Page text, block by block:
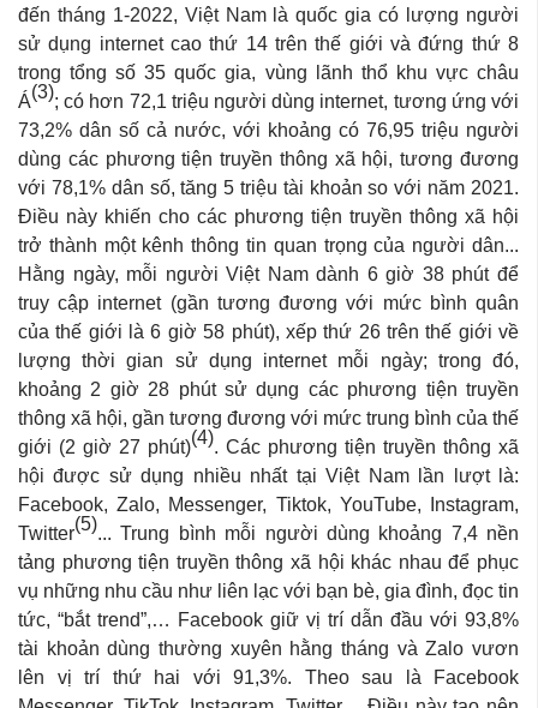
đến tháng 1-2022, Việt Nam là quốc gia có lượng người
sử dụng internet cao thứ 14 trên thế giới và đứng thứ 8
trong tổng số 35 quốc gia, vùng lãnh thổ khu vực châu
Á(3); có hơn 72,1 triệu người dùng internet, tương ứng với
73,2% dân số cả nước, với khoảng có 76,95 triệu người
dùng các phương tiện truyền thông xã hội, tương đương
với 78,1% dân số, tăng 5 triệu tài khoản so với năm 2021.
Điều này khiến cho các phương tiện truyền thông xã hội
trở thành một kênh thông tin quan trọng của người dân...
Hằng ngày, mỗi người Việt Nam dành 6 giờ 38 phút để
truy cập internet (gần tương đương với mức bình quân
của thế giới là 6 giờ 58 phút), xếp thứ 26 trên thế giới về
lượng thời gian sử dụng internet mỗi ngày; trong đó,
khoảng 2 giờ 28 phút sử dụng các phương tiện truyền
thông xã hội, gần tương đương với mức trung bình của thế
giới (2 giờ 27 phút)(4). Các phương tiện truyền thông xã
hội được sử dụng nhiều nhất tại Việt Nam lần lượt là:
Facebook, Zalo, Messenger, Tiktok, YouTube, Instagram,
Twitter(5)... Trung bình mỗi người dùng khoảng 7,4 nền
tảng phương tiện truyền thông xã hội khác nhau để phục
vụ những nhu cầu như liên lạc với bạn bè, gia đình, đọc tin
tức, “bắt trend”,… Facebook giữ vị trí dẫn đầu với 93,8%
tài khoản dùng thường xuyên hằng tháng và Zalo vươn
lên vị trí thứ hai với 91,3%. Theo sau là Facebook